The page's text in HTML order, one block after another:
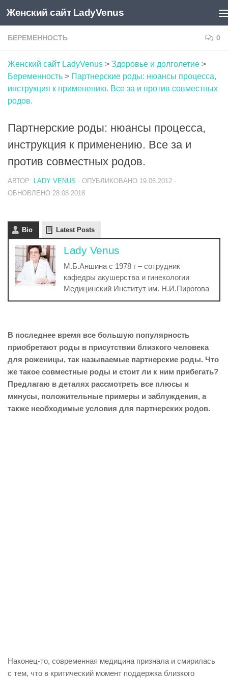
Skip to content
Женский сайт LadyVenus
БЕРЕМЕННОСТЬ 0
Женский сайт LadyVenus > Здоровье и долголетие >
Беременность > Партнерские роды: нюансы процесса,
инструкция к применению. Все за и против совместных
родов.
Партнерские роды: нюансы процесса,
инструкция к применению. Все за и
против совместных родов.
АВТОР: LADY VENUS · ОПУБЛИКОВАНО 19.06.2012 ·
ОБНОВЛЕНО 28.08.2018
Bio Latest Posts
Lady Venus
М.Б.Аншина с 1978 г – сотрудник
кафедры акушерства и гинекологии
Медицинский Институт им. Н.И.Пирогова
В последнее время все большую популярность
приобретают роды в присутствии близкого человека
для роженицы, так называемые партнерские роды. Что
же такое совместные роды и стоит ли к ним прибегать?
Предлагаю в деталях рассмотреть все плюсы и
минусы, положительные примеры и заблуждения, а
также необходимые условия для партнерских родов.
Наконец-то, современная медицина признала и смирилась
с тем, что в критический момент поддержка близкого